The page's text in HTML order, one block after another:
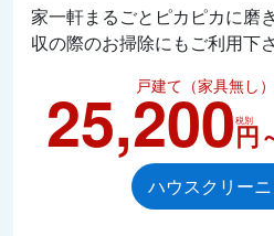
家一軒まるごとピカピカに磨
収の際のお掃除にもご利用下さ
戸建て（家具無し
25,200税別
円
ハウスクリー